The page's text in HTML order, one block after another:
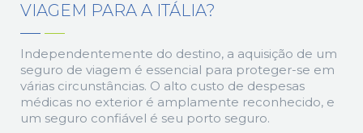
VIAGEM PARA A ITÁLIA?
Independentemente do destino, a aquisição de um
seguro de viagem é essencial para proteger-se em
várias circunstâncias. O alto custo de despesas
médicas no exterior é amplamente reconhecido, e
um seguro confiável é seu porto seguro.